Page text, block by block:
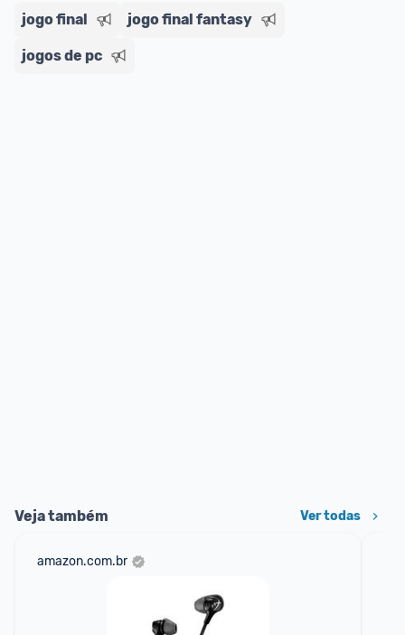
jogo final
jogo final fantasy
jogos de pc
Veja também Ver todas
amazon.com.br